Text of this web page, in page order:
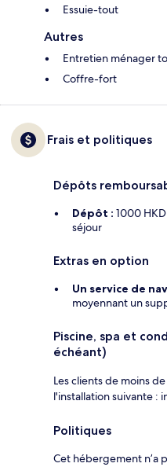
Essuie-tout
Autres
Entretien ménager
Coffre-fort
Frais et politiques
Dépôts
Dépôt : 1000
séjour
Extras en option
Un service de
moyennant un
Piscine, spa et
échéant)
Les clients de moins
l'installation suivante :
Politiques
Cet hébergement n’a